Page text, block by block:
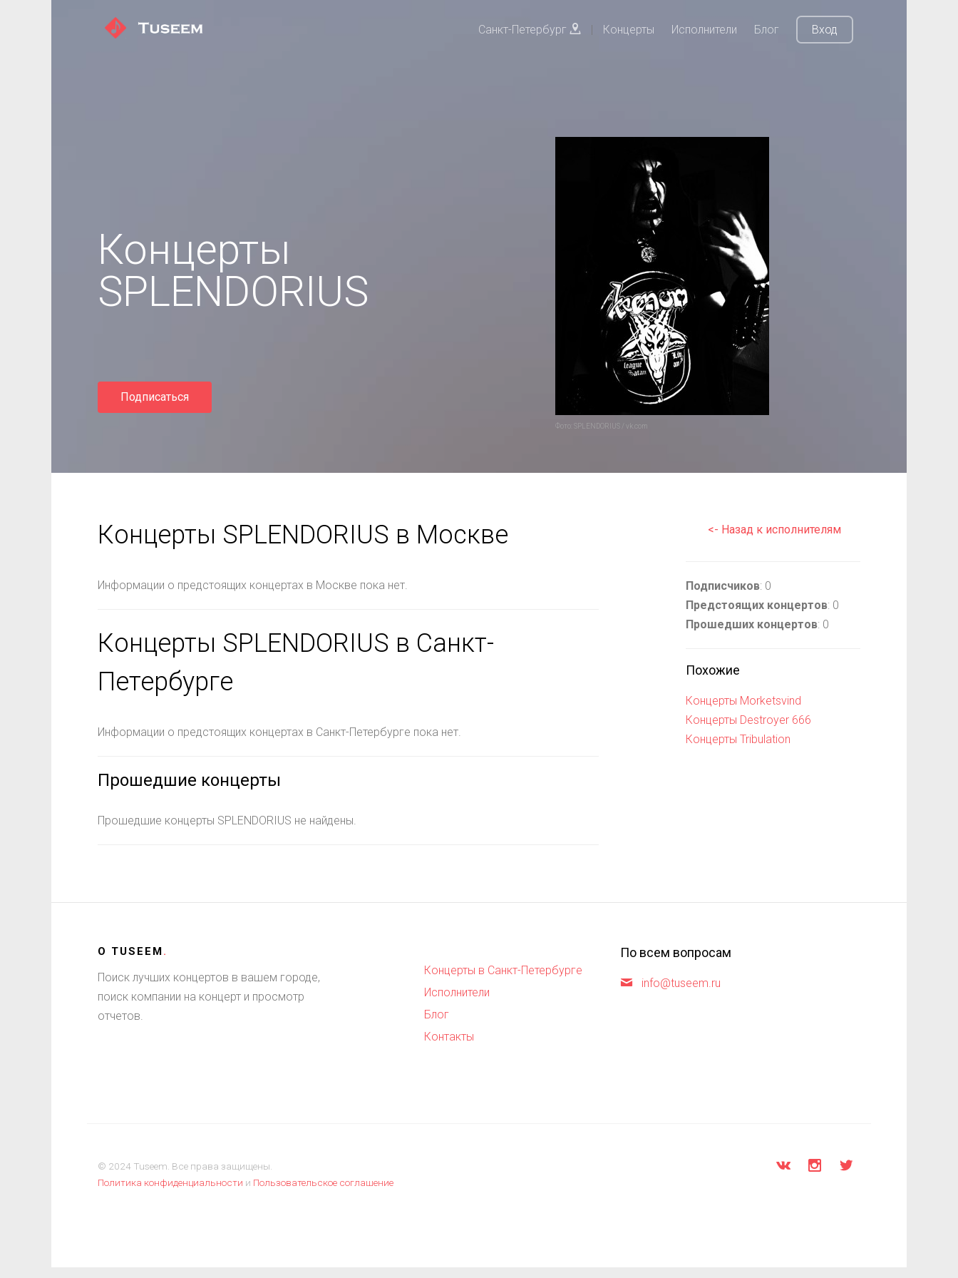
Санкт-Петербург | Концерты Исполнители Блог Вход
Концерты
SPLENDORIUS
Подписаться
Фото: SPLENDORIUS / vk.com
Концерты SPLENDORIUS в Москве
Информации о предстоящих концертах в Москве пока нет.
Концерты SPLENDORIUS в Санкт-
Петербурге
Информации о предстоящих концертах в Санкт-Петербурге пока нет.
Прошедшие концерты
Прошедшие концерты SPLENDORIUS не найдены.
<- Назад к исполнителям
Подписчиков: 0
Предстоящих концертов: 0
Прошедших концертов: 0
Похожие
Концерты Morketsvind
Концерты Destroyer 666
Концерты Tribulation
О TUSEEM.
Поиск лучших концертов в вашем городе,
поиск компании на концерт и просмотр
отчетов.
Концерты в Санкт-Петербурге
Исполнители
Блог
Контакты
По всем вопросам
info@tuseem.ru
© 2024 Tuseem. Все права защищены.
Политика конфиденциальности и Пользовательское соглашение